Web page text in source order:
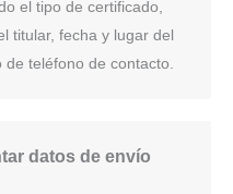
el tipo de certificado,
titular, fecha y lugar del
teléfono de contacto.
datos de envío